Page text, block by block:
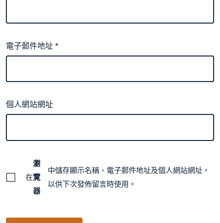
電子郵件地址*
個人網站網址
在
瀏
覽
器
中儲存顯示名稱、電子郵件地址及個人網站網址，
以供下次發佈留言時使用。